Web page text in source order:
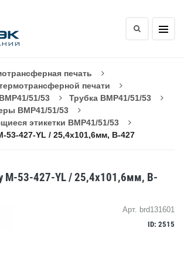
печать
печати
51/53
Трубка BMP41/51/53
BMP41/51/53
этикетки BMP41/51/53
53-427-YL / 25,4x101,6мм, B-427
M-53-427-YL / 25,4x101,6мм, B-
Арт. brd131601
ID: 2515